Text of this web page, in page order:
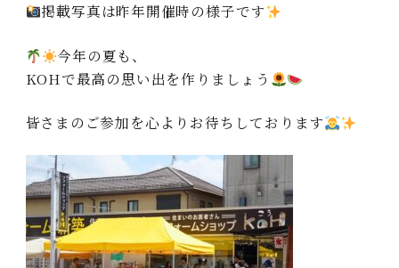
掲載写真は昨年開催時の様子です
今年の夏も、
KOHで最高の思い出を作りましょう
皆さまのご参加を心よりお待ちしております